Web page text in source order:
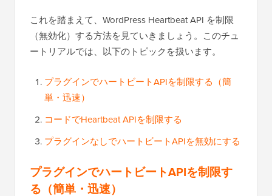
これを踏まえて、WordPress Heartbeat API を制限
（無効化）する方法を見ていきましょう。このチュ
ートリアルでは、以下のトピックを扱います。
プラグインでハートビートAPIを制限する（簡
単・迅速）
コードでHeartbeat APIを制限する
プラグインなしでハートビートAPIを無効にする
プラグインでハートビートAPIを制限す
る（簡単・迅速）